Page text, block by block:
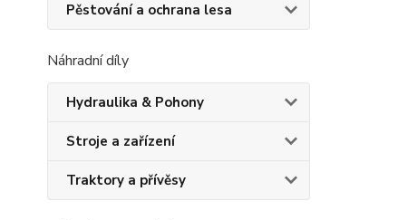
Pěstování a ochrana lesa
Náhradní díly
Hydraulika & Pohony
Stroje a zařízení
Traktory a přívěsy